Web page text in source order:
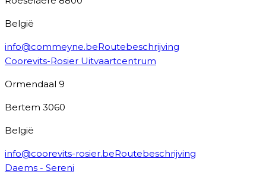
België
info@commeyne.beRoutebeschrijving
Coorevits-Rosier Uitvaartcentrum
Ormendaal 9
Bertem 3060
België
info@coorevits-rosier.beRoutebeschrijving
Daems - Sereni